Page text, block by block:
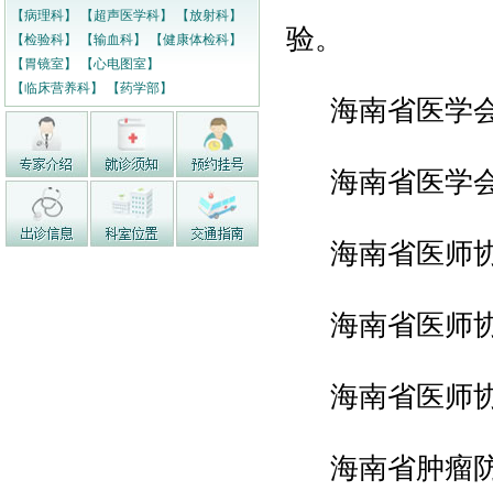
【病理科】 【超声医学科】
【放射科】
【检验科】
【输血科】
【健康体检科】
【胃镜室】
【心电图室】
【临床营养科】
【药学部】
验。
海南省医学
海南省医学
海南省医师
海南省医师
海南省医师
海南省肿瘤